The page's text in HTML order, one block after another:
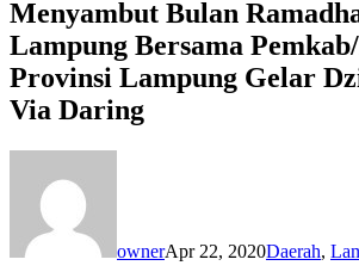
Menyambut Bulan
Lampung Bersama
Provinsi Lampung Gelar
Via Daring
ownerApr 22, 2020Daerah,